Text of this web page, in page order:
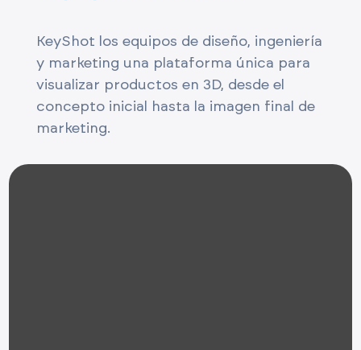
KeyShot los equipos de diseño, ingeniería
y marketing una plataforma única para
visualizar productos en 3D, desde el
concepto inicial hasta la imagen final de
marketing.